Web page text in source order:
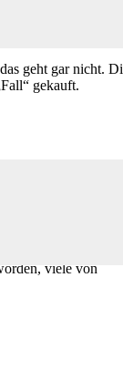
geht gar nicht.
gekauft.
viele von